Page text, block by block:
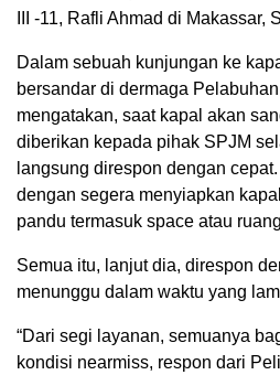
III -11, Rafli Ahmad di Makassar,
Dalam sebuah kunjungan ke
bersandar di dermaga
mengatakan, saat kapal akan
diberikan kepada pihak SPJM
langsung direspon dengan
dengan segera menyiapkan
pandu termasuk space atau
Semua itu, lanjut dia, direspon
menunggu dalam waktu yang
“Dari segi layanan, semuanya
kondisi nearmiss, respon dari